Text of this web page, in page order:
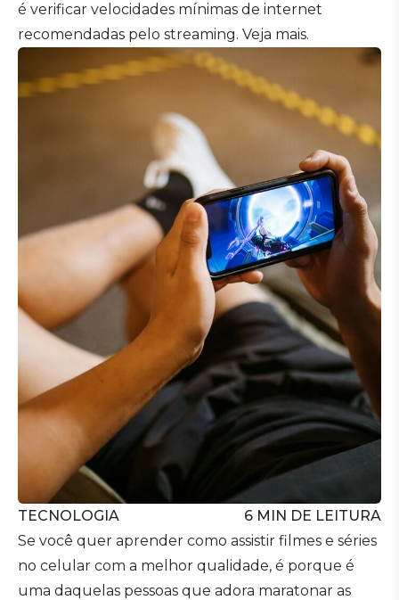
é verificar velocidades mínimas de internet
recomendadas pelo streaming. Veja mais.
TECNOLOGIA 6 MIN DE LEITURA
Se você quer aprender como assistir filmes e séries
no celular com a melhor qualidade, é porque é
uma daquelas pessoas que adora maratonar as